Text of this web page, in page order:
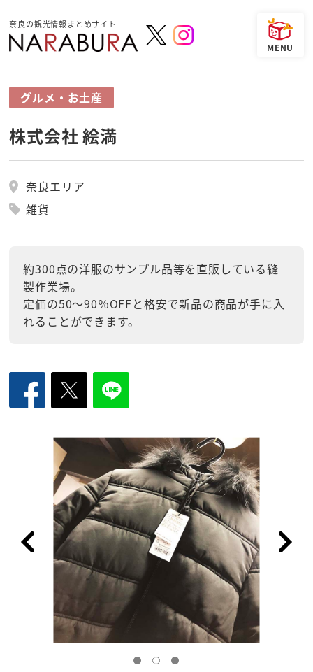
奈良の観光情報まとめサイト
グルメ・お土産
株式会社 絵満
奈良エリア
雑貨
約300点の洋服のサンプル品等を直販している縫
製作業場。
定価の50～90％OFFと格安で新品の商品が手に入
れることができます。